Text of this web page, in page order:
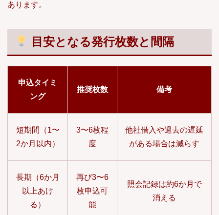
あります。
目安となる発行枚数と間隔
申込タイミ
ング
推奨枚数 備考
短期間（1〜
2か月以内）
3〜6枚程
度
他社借入や過去の遅延
がある場合は減らす
長期（6か月
以上あけ
る）
再び3〜6
枚申込可
能
照会記録は約6か月で
消える